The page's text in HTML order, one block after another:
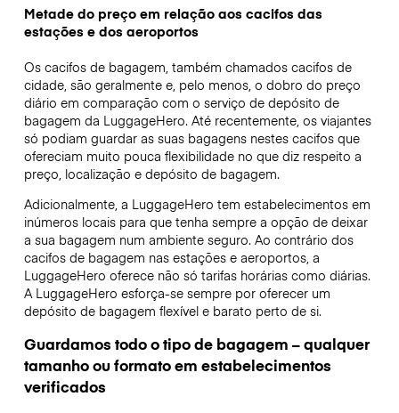
Metade do preço em relação aos cacifos das
estações e dos aeroportos
Os cacifos de bagagem, também chamados cacifos de
cidade, são geralmente e, pelo menos, o dobro do preço
diário em comparação com o serviço de depósito de
bagagem da LuggageHero. Até recentemente, os viajantes
só podiam guardar as suas bagagens nestes cacifos que
ofereciam muito pouca flexibilidade no que diz respeito a
preço, localização e depósito de bagagem.
Adicionalmente, a LuggageHero tem estabelecimentos em
inúmeros locais para que tenha sempre a opção de deixar
a sua bagagem num ambiente seguro. Ao contrário dos
cacifos de bagagem nas estações e aeroportos, a
LuggageHero oferece não só tarifas horárias como diárias.
A LuggageHero esforça-se sempre por oferecer um
depósito de bagagem flexível e barato perto de si.
Guardamos todo o tipo de bagagem – qualquer
tamanho ou formato em estabelecimentos
verificados